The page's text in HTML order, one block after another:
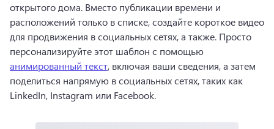
открытого дома. Вместо публикации времени и
расположений только в списке, создайте короткое видео
для продвижения в социальных сетях, а также. Просто
персонализируйте этот шаблон с помощью
анимированный текст, включая ваши сведения, а затем
поделиться напрямую в социальных сетях, таких как
LinkedIn, Instagram или Facebook.